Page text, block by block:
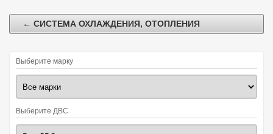
← СИСТЕМА ОХЛАЖДЕНИЯ, ОТОПЛЕНИЯ
Выберите марку
Выберите ДВС